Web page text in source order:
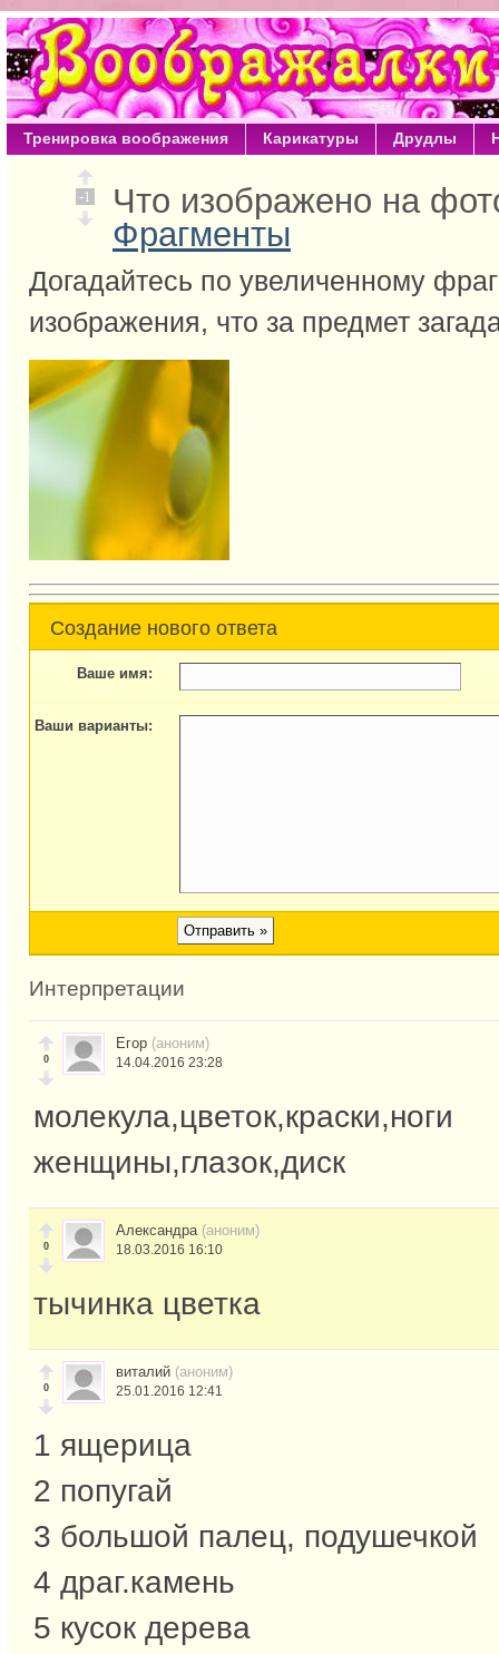
Тренировка воображения Карикатуры Друдлы
-1
Что изображено на
Фрагменты
Догадайтесь по увеличенному
изображения, что за предмет
Создание нового ответа
Ваше имя:
Ваши варианты:
Интерпретации
0
Егор (аноним)
14.04.2016 23:28
молекула,цветок,краски,ноги
женщины,глазок,диск
0
Александра (аноним)
18.03.2016 16:10
тычинка цветка
0
виталий (аноним)
25.01.2016 12:41
1 ящерица
2 попугай
3 большой палец, подушечкой
4 драг.камень
5 кусок дерева